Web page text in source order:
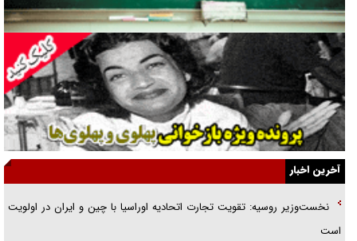
فوتبال و آن «بالا»!
راهبرد غافلگیری با نسل جدید پهپاد‌ها
جنجال پزشکان تقلبی در صنعت زیبایی
یهودی‌ها در ادبیات داستانی اروپا؛ از شکسپیر تا دیکنز
گفت‌وگو با خواهر یکی از شهدای جنگ رمضان/ خواهرم فرمانده جهادی و
اهل خدمت بی‌منت بود
جزئیات شکنجه‌هایم فراتر از آن است که در بیان بگنجد!
آخرین اخبار
نخست‌وزیر روسیه:‌ تقویت تجارت اتحادیه اوراسیا با چین و ایران در اولویت
است